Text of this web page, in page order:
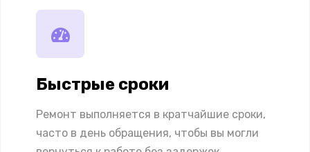
Быстрые сроки
Ремонт выполняется в кратчайшие сроки,
часто в день обращения, чтобы вы могли